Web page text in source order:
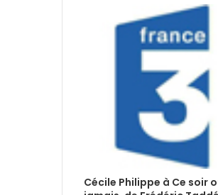
Cécile Philippe à Ce soir